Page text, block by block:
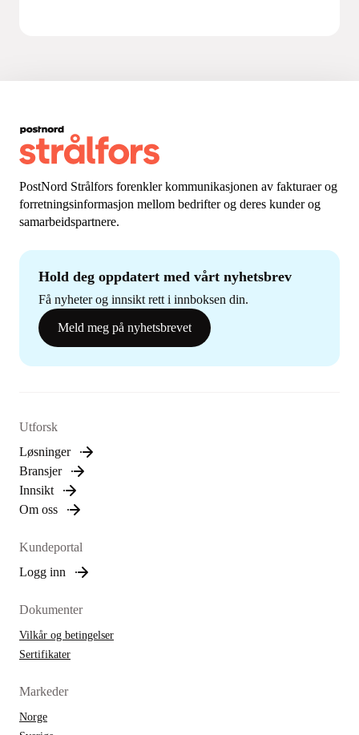
PostNord Strålfors forenkler kommunikasjonen av fakturaer og
forretningsinformasjon mellom bedrifter og deres kunder og
samarbeidspartnere.
Hold deg oppdatert med vårt nyhetsbrev
Få nyheter og innsikt rett i innboksen din.
Meld meg på nyhetsbrevet
Utforsk
Løsninger
Bransjer
Innsikt
Om oss
Kundeportal
Logg inn
Dokumenter
Vilkår og betingelser
Sertifikater
Markeder
Norge